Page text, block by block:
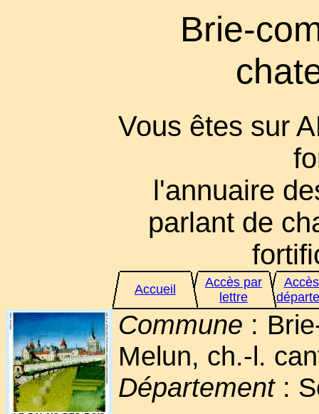
Brie-
Vous êtes sur
l'annuaire
parlant de
Accueil
Accès par
lettre
Commune :
Melun, ch.-l.
Département: